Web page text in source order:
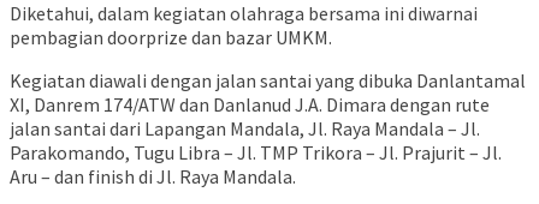
Diketahui, dalam kegiatan olahraga bersama ini diwarnai
pembagian doorprize dan bazar UMKM.
Kegiatan diawali dengan jalan santai yang dibuka Danlantamal
XI, Danrem 174/ATW dan Danlanud J.A. Dimara dengan rute
jalan santai dari Lapangan Mandala, Jl. Raya Mandala – Jl.
Parakomando, Tugu Libra – Jl. TMP Trikora – Jl. Prajurit – Jl.
Aru – dan finish di Jl. Raya Mandala.